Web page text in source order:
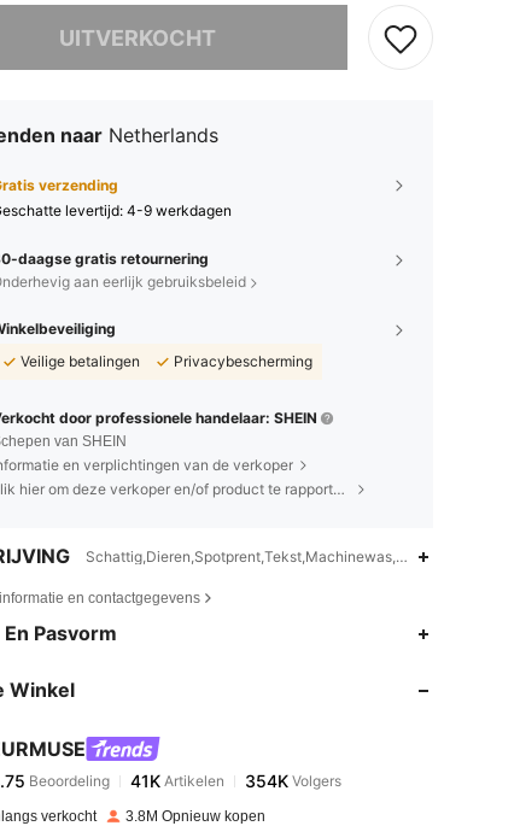
UITVERKOCHT
naar Netherlands
verzending
levertijd:4-9 werkdagen
daagse gratis retournering
aan eerlijk gebruiksbeleid
Veilige betalingen
Privacybescherming
door professionele handelaar: SHEIN
van SHEIN
en verplichtingen van de verkoper
klik hier om deze verkoper en/of product te rapporteren.
Schattig,Dieren,Spotprent,Tekst,Machinewas, niet chemisch
en contactgegevens
Pasvorm
Winkel
Beoordeling 41K
w***ebetaalde1 dag geleden
verkocht 3.8M Opnieuw kopen